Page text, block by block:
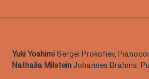
Yuki YoshimiSergei Prokofiev,
Nathalia MilsteinJohannes Brahms,